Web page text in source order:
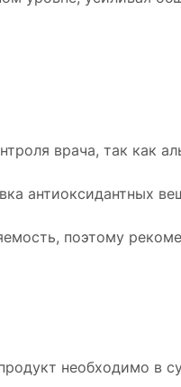
врача, так как
антиоксидантных
поэтому
необходимо в